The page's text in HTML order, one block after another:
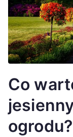
Co
ogrodu?